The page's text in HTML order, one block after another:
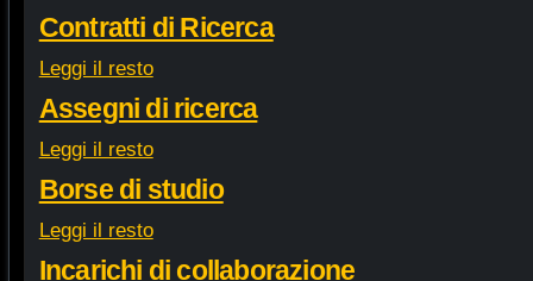
Contratti di Ricerca
Leggi il resto
Assegni di ricerca
Leggi il resto
Borse di studio
Leggi il resto
Incarichi di collaborazione